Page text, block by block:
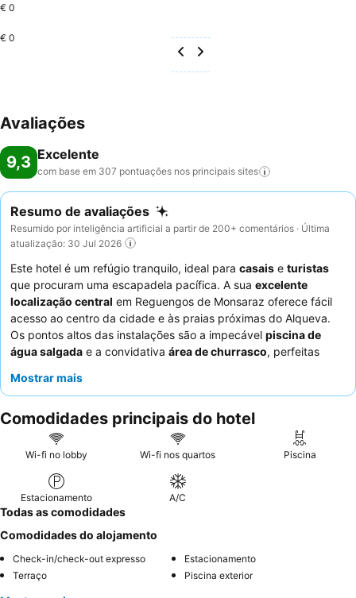
€ 0
€ 0
Avaliações
9,3 Excelente
com base em 307 pontuações nos principais sites
Resumo de avaliações
Resumido por inteligência artificial a partir de 200+ comentários · Última
atualização: 30 Jul 2026
Este hotel é um refúgio tranquilo, ideal para casais e turistas
que procuram uma escapadela pacífica. A sua excelente
localização central em Reguengos de Monsaraz oferece fácil
acesso ao centro da cidade e às praias próximas do Alqueva.
Os pontos altos das instalações são a impecável piscina de
água salgada e a convidativa área de churrasco, perfeitas
ahospitalidade
considere reservar um quarto virado para longe do potencial
ruído da rua.
Mostrar mais
Comodidades principais do hotel
Wi-fi no lobby Wi-fi nos quartos Piscina
Estacionamento A/C
Todas as comodidades
Comodidades do alojamento
Check-in/check-out expresso
Estacionamento
Terraço
Piscina exterior